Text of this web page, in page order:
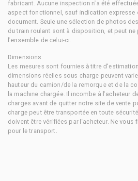
fabricant. Aucune inspection n'a été
aspect fonctionnel, sauf indication expresse
document. Seule une sélection de photos
du train roulant sont à disposition, et peut
l'ensemble de celui-ci.
Dimensions
Les mesures sont fournies à titre
dimensions réelles sous charge peuvent
hauteur du camion/de la remorque et de la
la machine chargée. Il incombe à l'acheteur
charges avant de quitter notre site de vente
charge peut être transportée en toute
doivent être vérifiées par l'acheteur. Ne vous
pour le transport.